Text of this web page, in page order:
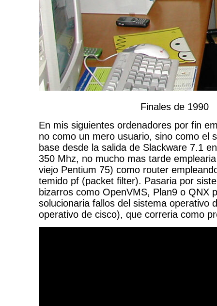
Finales de 1990
En mis siguientes ordenadores por fin
no como un mero usuario, sino como el
base desde la salida de Slackware 7.1
350 Mhz, no mucho mas tarde
viejo Pentium 75) como router
temido pf (packet filter). Pasaria por
bizarros como OpenVMS, Plan9 o QNX
solucionaria fallos del sistema operativo
operativo de cisco), que correria como